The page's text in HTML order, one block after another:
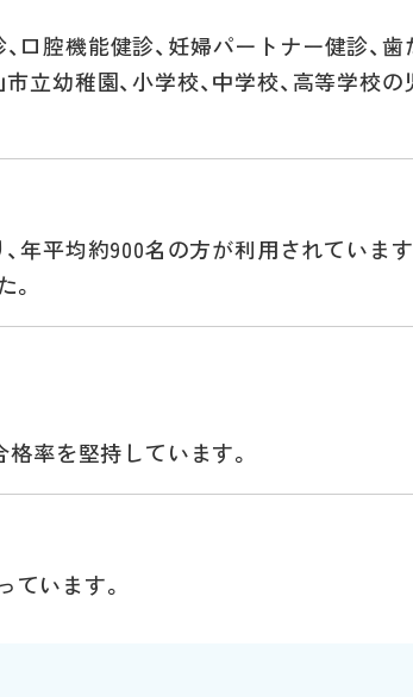
腔機能健診、妊婦パートナー健診、
立幼稚園、小学校、中学校、高等学校
年平均約900名の方が利用されています
率を堅持しています。
います。